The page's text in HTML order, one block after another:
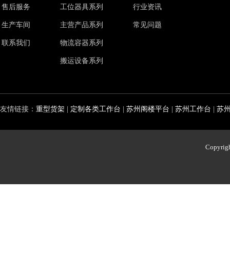
售后服务
生产车间
联系我们
工位器具系列
主营产品系列
物流容器系列
搬运设备系列
行业资讯
常见问题
友情链接： 重型货架 定制各类工作台 苏州阁楼平台 苏州工作台 苏